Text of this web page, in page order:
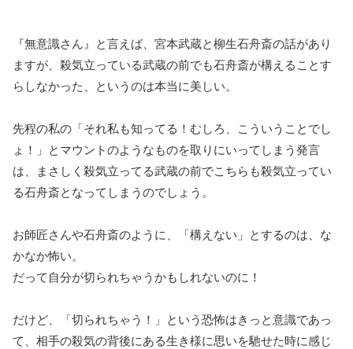
『無意識さん』と言えば、宮本武蔵と柳生石舟斎の話があり
ますが、殺気立っている武蔵の前でも石舟斎が構えることす
らしなかった、というのは本当に美しい。
先程の私の「それ私も知ってる！むしろ、こういうことでし
ょ！」とマウントのようなものを取りにいってしまう発言
は、まさしく殺気立ってる武蔵の前でこちらも殺気立ってい
る石舟斎となってしまうのでしょう。
お師匠さんや石舟斎のように、「構えない」とするのは、な
かなか怖い。
だって自分が切られちゃうかもしれないのに！
だけど、「切られちゃう！」という恐怖はきっと意識であっ
て、相手の殺気の背後にある生き様に思いを馳せた時に感じ